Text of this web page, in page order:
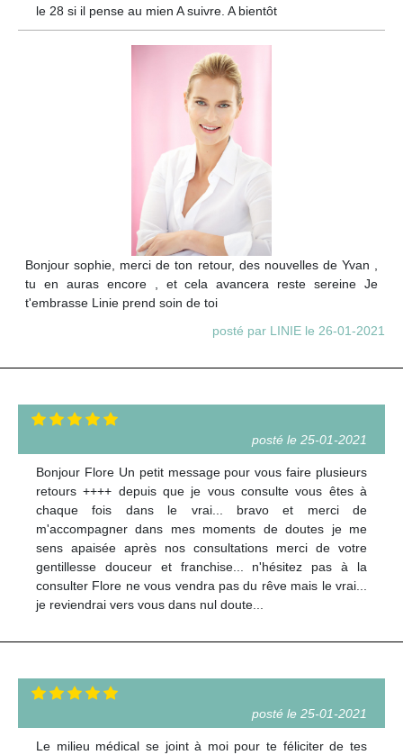
le 28 si il pense au mien A suivre. A bientôt
Bonjour sophie, merci de ton retour, des nouvelles de Yvan ,
tu en auras encore , et cela avancera reste sereine Je
t'embrasse Linie prend soin de toi
posté par LINIE le 26-01-2021
posté le 25-01-2021
Bonjour Flore Un petit message pour vous faire plusieurs
retours ++++ depuis que je vous consulte vous êtes à
chaque fois dans le vrai... bravo et merci de
m'accompagner dans mes moments de doutes je me
sens apaisée après nos consultations merci de votre
gentillesse douceur et franchise... n'hésitez pas à la
consulter Flore ne vous vendra pas du rêve mais le vrai...
je reviendrai vers vous dans nul doute...
posté le 25-01-2021
Le milieu médical se joint à moi pour te féliciter de tes